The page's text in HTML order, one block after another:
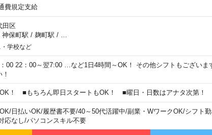
費規定支給
田区
神保町駅 / 麹町駅 /
学校など
00 22：00～翌7:00 …など1日4時間～OK！ その他シフトもございま
！ ■もちろん即日スタートもOK！ ■曜日・日数はアナタ次第！
/日払いOK/履歴書不要/40～50代活躍中/副業・WワークOK/シフト
応なし/パソコンスキル不要